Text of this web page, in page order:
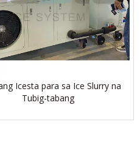
Icesta para sa Ice Slurry na
Tubig-tabang